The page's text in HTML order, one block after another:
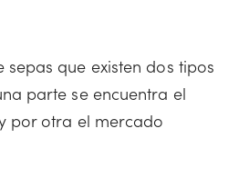
sepas que existen dos tipos
parte se encuentra el
por otra el mercado